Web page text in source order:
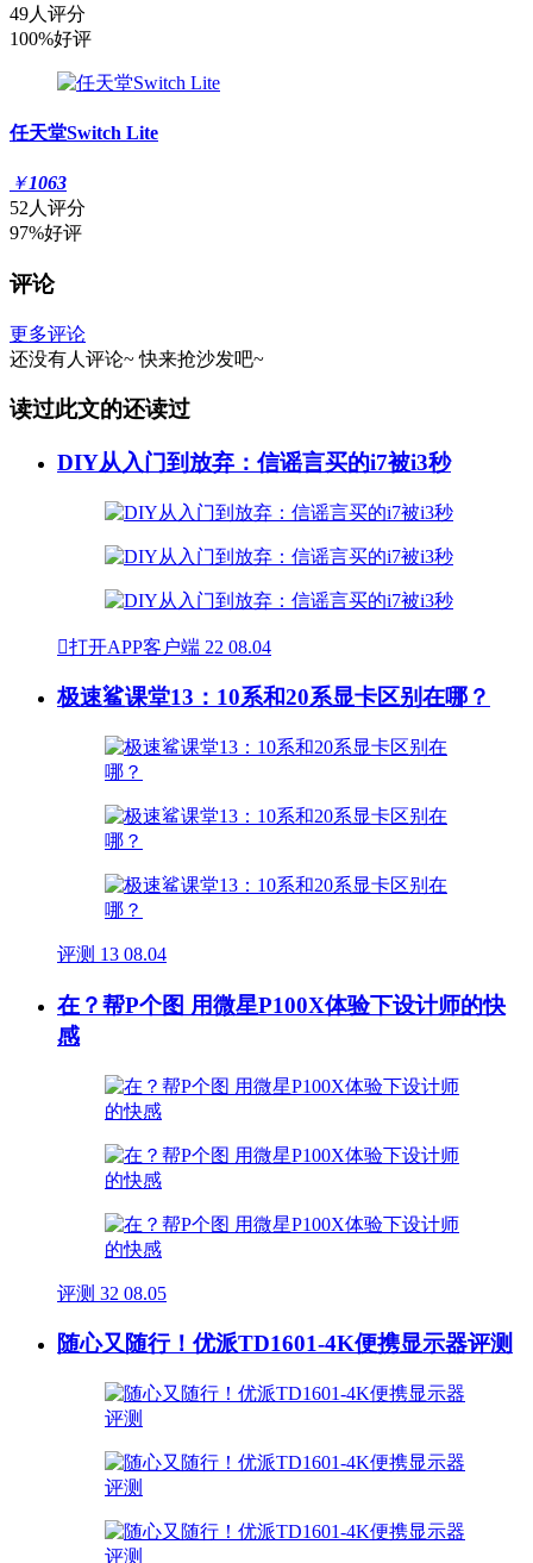
49人评分
100%好评
任天堂Switch Lite
￥1063
52人评分
97%好评
评论
更多评论
还没有人评论~ 快来抢沙发吧~
读过此文的还读过
DIY从入门到放弃：信谣言买的i7被i3秒
打开APP客户端 22 08.04
极速鲨课堂13：10系和20系显卡区别在哪？
评测 13 08.04
在？帮P个图 用微星P100X体验下设计师的快
感
评测 32 08.05
随心又随行！优派TD1601-4K便携显示器评测